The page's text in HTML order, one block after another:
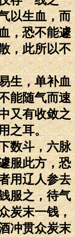
以生血，而
，恐不能遽
，此所以不
，单补血
能随气而速
又有收敛之
之耳。
斗，六脉
服此方，恐
用辽人参去
服之，待气
炭末一钱，
冲贯众炭末